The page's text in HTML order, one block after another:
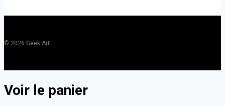
© 2026 Geek Art
Voir le panier